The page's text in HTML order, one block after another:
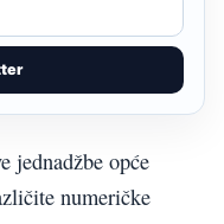
jednadžbe opće
numeričke